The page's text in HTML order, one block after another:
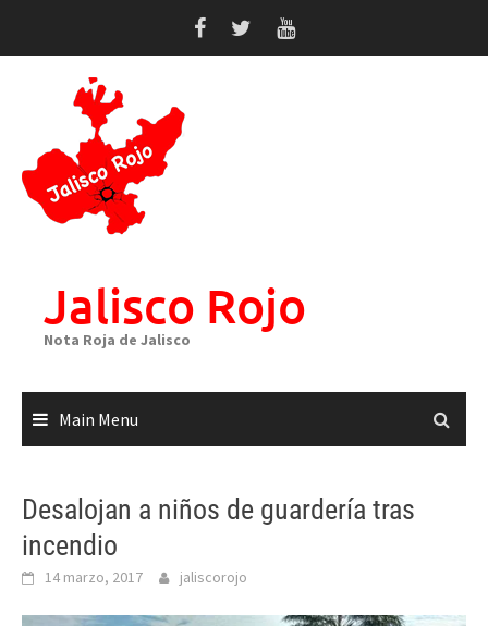
Jalisco Rojo
Nota Roja de Jalisco
Main Menu
Desalojan a niños de guardería tras
incendio
14 marzo, 2017 jaliscorojo